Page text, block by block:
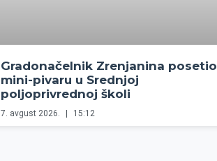
Gradonačelnik Zrenjanina posetio
mini-pivaru u Srednjoj
poljoprivrednoj školi
7. avgust 2026. 15:12